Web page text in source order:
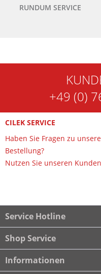
RUNDUM SERVICE
+49 (0)
CILEK SERVICE
Haben Sie Fragen zu
Bestellung?
Nutzen Sie unseren
Service Hotline
Shop Service
Informationen